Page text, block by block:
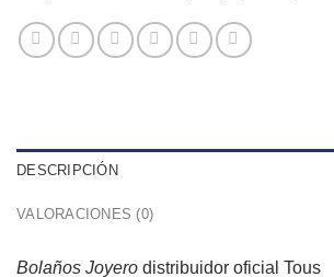
DESCRIPCIÓN
VALORACIONES (0)
Bolaños Joyero distribuidor oficial Tous